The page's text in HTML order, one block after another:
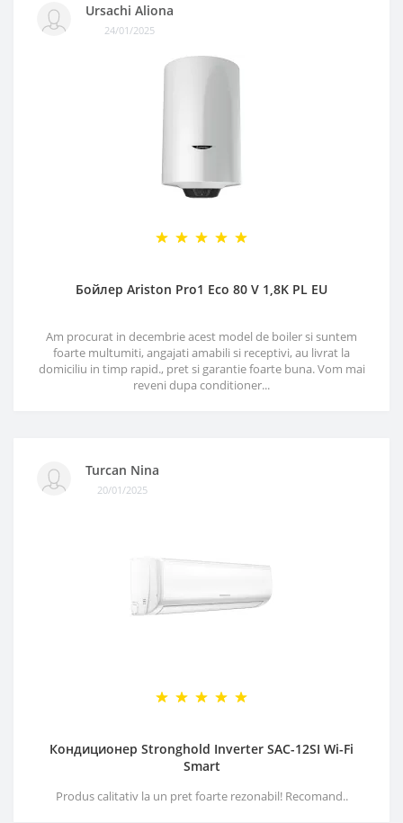
Ursachi Aliona
24/01/2025
Бойлер Ariston Pro1 Eco 80 V 1,8K PL EU
Am procurat in decembrie acest model de boiler si suntem
foarte multumiti, angajati amabili si receptivi, au livrat la
domiciliu in timp rapid., pret si garantie foarte buna. Vom mai
reveni dupa conditioner...
Turcan Nina
20/01/2025
Кондиционер Stronghold Inverter SAC-12SI Wi-Fi
Smart
Produs calitativ la un pret foarte rezonabil! Recomand..